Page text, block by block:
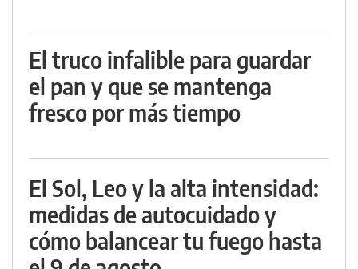
El truco infalible para guardar
el pan y que se mantenga
fresco por más tiempo
El Sol, Leo y la alta intensidad:
medidas de autocuidado y
cómo balancear tu fuego hasta